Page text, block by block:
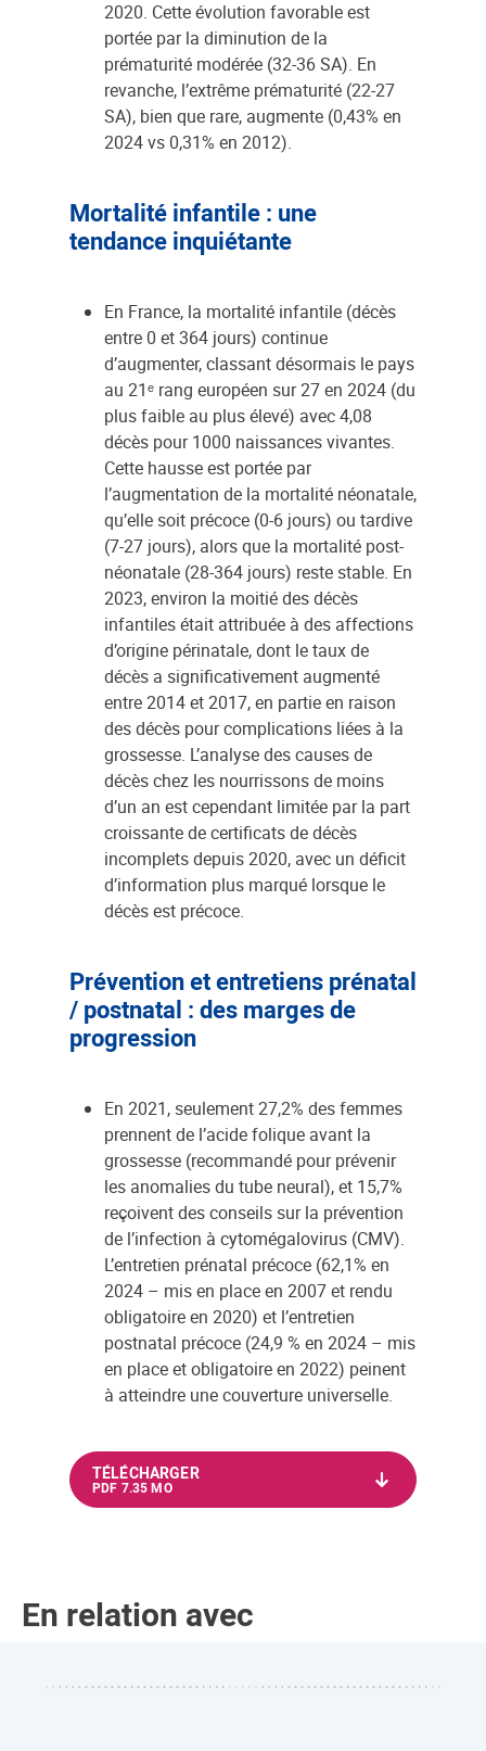
2020. Cette évolution favorable est
portée par la diminution de la
prématurité modérée (32-36 SA). En
revanche, l’extrême prématurité (22-27
SA), bien que rare, augmente (0,43% en
2024 vs 0,31% en 2012).
Mortalité infantile : une
tendance inquiétante
En France, la mortalité infantile (décès
entre 0 et 364 jours) continue
d’augmenter, classant désormais le pays
au 21ᵉ rang européen sur 27 en 2024 (du
plus faible au plus élevé) avec 4,08
décès pour 1000 naissances vivantes.
Cette hausse est portée par
l’augmentation de la mortalité néonatale,
qu’elle soit précoce (0-6 jours) ou tardive
(7-27 jours), alors que la mortalité post-
néonatale (28-364 jours) reste stable. En
2023, environ la moitié des décès
infantiles était attribuée à des affections
d’origine périnatale, dont le taux de
décès a significativement augmenté
entre 2014 et 2017, en partie en raison
des décès pour complications liées à la
grossesse. L’analyse des causes de
décès chez les nourrissons de moins
d’un an est cependant limitée par la part
croissante de certificats de décès
incomplets depuis 2020, avec un déficit
d’information plus marqué lorsque le
décès est précoce.
Prévention et entretiens prénatal
/ postnatal : des marges de
progression
En 2021, seulement 27,2% des femmes
prennent de l’acide folique avant la
grossesse (recommandé pour prévenir
les anomalies du tube neural), et 15,7%
reçoivent des conseils sur la prévention
de l’infection à cytomégalovirus (CMV).
L’entretien prénatal précoce (62,1% en
2024 – mis en place en 2007 et rendu
obligatoire en 2020) et l’entretien
postnatal précoce (24,9 % en 2024 – mis
en place et obligatoire en 2022) peinent
à atteindre une couverture universelle.
TÉLÉCHARGER
PDF 7.35 MO
En relation avec